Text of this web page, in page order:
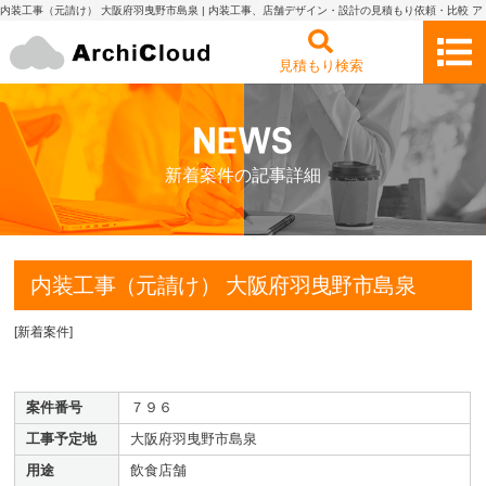
内装工事（元請け） 大阪府羽曳野市島泉 | 内装工事、店舗デザイン・設計の見積もり依頼・比較 ア
見積もり検索
新着案件の記事詳細
内装工事（元請け） 大阪府羽曳野市島泉
[新着案件]
案件番号
７９６
工事予定地
大阪府羽曳野市島泉
用途
飲食店舗